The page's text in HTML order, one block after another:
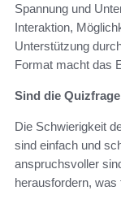
Spannung und
Interaktion,
Unterstützung
Format macht das
Sind die
Die Schwierigkeit
sind einfach und
anspruchsvoller
herausfordern,